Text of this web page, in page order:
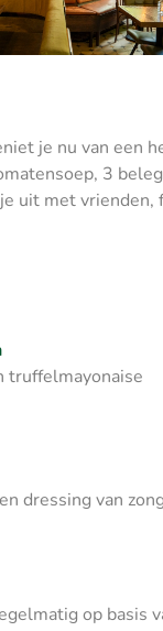
je nu van
3
uit met
truffelmayonaise
dressing van
op basis